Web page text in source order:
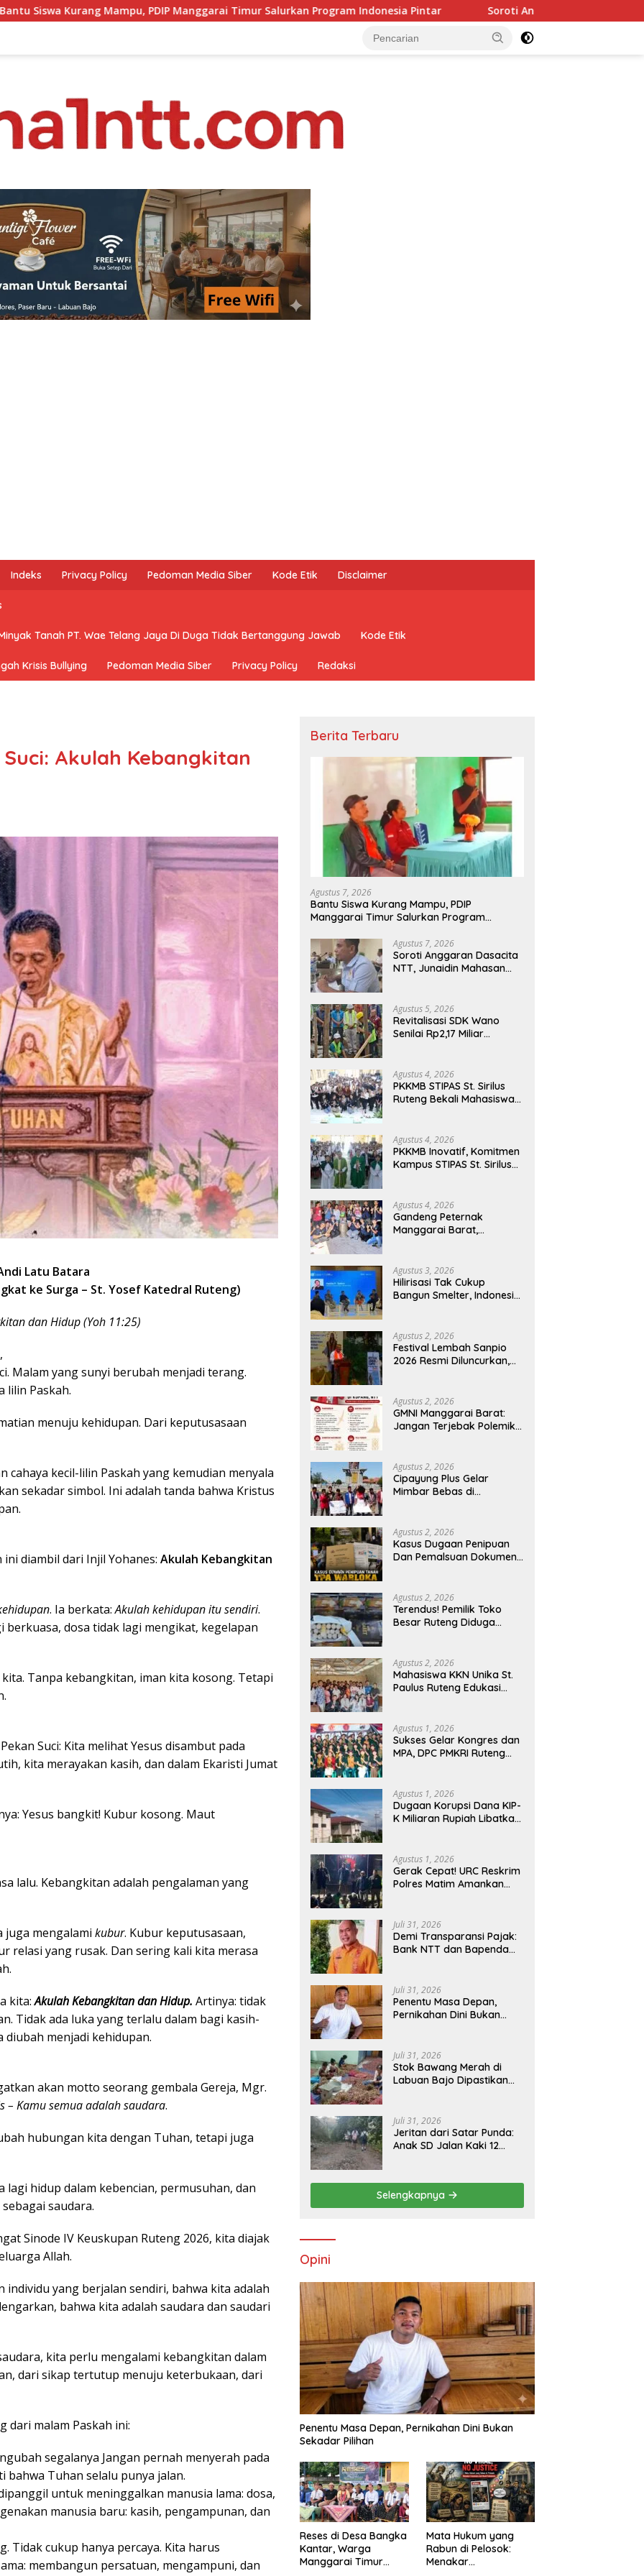
PDIP Manggarai Timur Salurkan Program Indonesia Pintar Soroti Anggaran Dasacita NTT, Junaidin Mahasan Minta
Indeks Privacy Policy Pedoman Media Siber Kode Etik Disclaimer
Tanah PT. Wae Telang Jaya Di Duga Tidak Bertanggung Jawab Kode Etik
Krisis Bullying Pedoman Media Siber Privacy Policy Redaksi
Akulah Kebangkitan
Latu Batara
ke Surga – St. Yosef Katedral Ruteng)
dan Hidup (Yoh 11:25)
Malam yang sunyi berubah menjadi terang.
lilin Paskah.
menuju kehidupan. Dari keputusasaan
cahaya kecil-lilin Paskah yang kemudian menyala
sekadar simbol. Ini adalah tanda bahwa Kristus
diambil dari Injil Yohanes: Akulah Kebangkitan
. Ia berkata:Akulah kehidupan itu sendiri.
berkuasa, dosa tidak lagi mengikat, kegelapan
Tanpa kebangkitan, iman kita kosong. Tetapi
Suci: Kita melihat Yesus disambut pada
kita merayakan kasih, dan dalam Ekaristi Jumat
Yesus bangkit! Kubur kosong. Maut
lalu. Kebangkitan adalah pengalaman yang
juga mengalami kubur. Kubur keputusasaan,
relasi yang rusak. Dan sering kali kita merasa
kita:Akulah Kebangkitan dan Hidup. Artinya: tidak
Tidak ada luka yang terlalu dalam bagi kasih-
diubah menjadi kehidupan.
akan motto seorang gembala Gereja, Mgr.
– Kamu semua adalah saudara.
hubungan kita dengan Tuhan, tetapi juga
hidup dalam kebencian, permusuhan, dan
saudara.
Sinode IV Keuskupan Ruteng 2026, kita diajak
Allah.
yang berjalan sendiri, bahwa kita adalah
bahwa kita adalah saudara dan saudari
kita perlu mengalami kebangkitan dalam
dari sikap tertutup menuju keterbukaan, dari
dari malam Paskah ini:
segalanya Jangan pernah menyerah pada
bahwa Tuhan selalu punya jalan.
untuk meninggalkan manusia lama: dosa,
manusia baru: kasih, pengampunan, dan
Tidak cukup hanya percaya. Kita harus
membangun persatuan, mengampuni, dan
Berita Terbaru
Agustus 7, 2026
Bantu Siswa Kurang Mampu, PDIP
Manggarai Timur Salurkan Program
Agustus 7, 2026
Soroti Anggaran Dasacita
NTT, Junaidin Mahasan
Dasar Peserta Didik
Agustus 5, 2026
Revitalisasi SDK Wano
Senilai Rp2,17 Miliar
Pendidikan di Manggarai
Timur
Agustus 4, 2026
PKKMB STIPAS St. Sirilus
Ruteng Bekali Mahasiswa
Organisasi
Agustus 4, 2026
PKKMB Inovatif, Komitmen
Kampus STIPAS St. Sirilus
Agustus 4, 2026
Gandeng Peternak
Manggarai Barat,
Pakan Fermentasi
Agustus 3, 2026
Hilirisasi Tak Cukup
Bangun Smelter, Indonesia
Agustus 2, 2026
Festival Lembah Sanpio
2026 Resmi Diluncurkan,
untuk Dukung Generasi
Berkarakter
Agustus 2, 2026
GMNI Manggarai Barat:
Jangan Terjebak Polemik
Berdampak bagi Rakyat
Agustus 2, 2026
Cipayung Plus Gelar
Mimbar Bebas di
Penyematan Gelar “Raja
Timor” kepada Jokowi
Agustus 2, 2026
Kasus Dugaan Penipuan
Dan Pemalsuan Dokumen
Gelar Perkara,
Penyelidikan Polres
Manggarai Barat
Agustus 2, 2026
Terendus! Pemilik Toko
Besar Ruteng Diduga
Flores
Agustus 2, 2026
Mahasiswa KKN Unika St.
Paulus Ruteng Edukasi
Galong, Kota Komba
Utara
Agustus 1, 2026
Sukses Gelar Kongres dan
MPA, DPC PMKRI Ruteng
Agustus 1, 2026
Dugaan Korupsi Dana KIP-
K Miliaran Rupiah Libatkan
Agustus 1, 2026
Gerak Cepat! URC Reskrim
Polres Matim Amankan
Golo Kantar
Juli 31, 2026
​Demi Transparansi Pajak:
Bank NTT dan Bapenda
Juli 31, 2026
Penentu Masa Depan,
Pernikahan Dini Bukan
Juli 31, 2026
Stok Bawang Merah di
Labuan Bajo Dipastikan
Masyarakat Apresiasi
Peran Ninonk
Juli 31, 2026
Jeritan dari Satar Punda:
Anak SD Jalan Kaki 12
Sekolah, Warga Desak
Bupati Manggarai Timur
Bertindak
Selengkapnya
Opini
Penentu Masa Depan, Pernikahan Dini Bukan
Sekadar Pilihan
Reses di Desa Bangka
Kantar, Warga
Manggarai Timur
Mata Hukum yang
Rabun di Pelosok:
Menakar